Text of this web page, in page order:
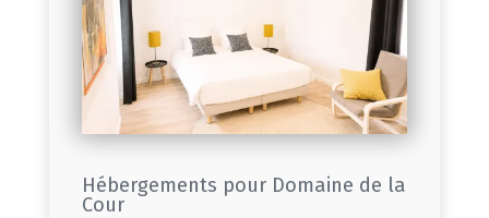
Hébergements pour Domaine de la
Cour